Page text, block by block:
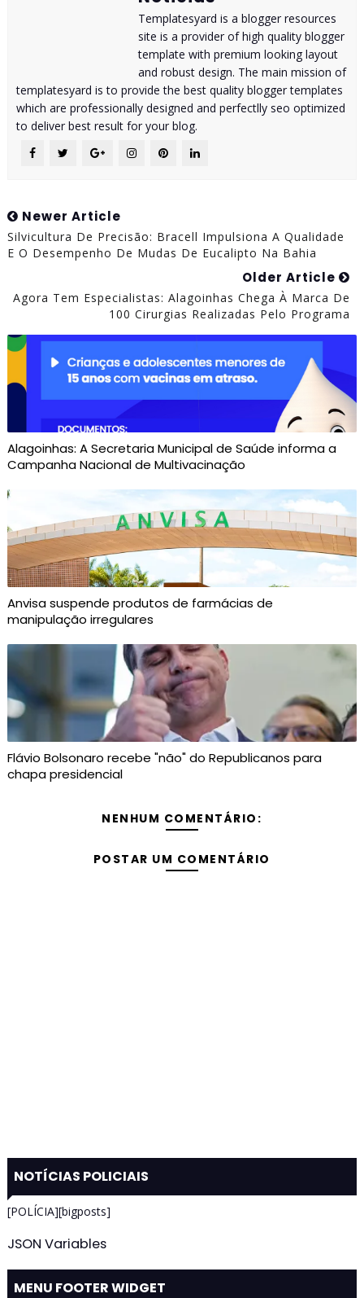
Templatesyard is a blogger resources
site is a provider of high quality blogger
template with premium looking layout
and robust design. The main mission of
templatesyard is to provide the best quality blogger templates
which are professionally designed and perfectlly seo optimized
to deliver best result for your blog.
Newer Article
Silvicultura De Precisão: Bracell Impulsiona A Qualidade
E O Desempenho De Mudas De Eucalipto Na Bahia
Older Article
Agora Tem Especialistas: Alagoinhas Chega À Marca De
100 Cirurgias Realizadas Pelo Programa
Alagoinhas: A Secretaria Municipal de Saúde informa a
Campanha Nacional de Multivacinação
Anvisa suspende produtos de farmácias de
manipulação irregulares
Flávio Bolsonaro recebe "não" do Republicanos para
chapa presidencial
NENHUM COMENTÁRIO:
POSTAR UM COMENTÁRIO
NOTÍCIAS POLICIAIS
[POLÍCIA][bigposts]
JSON Variables
MENU FOOTER WIDGET